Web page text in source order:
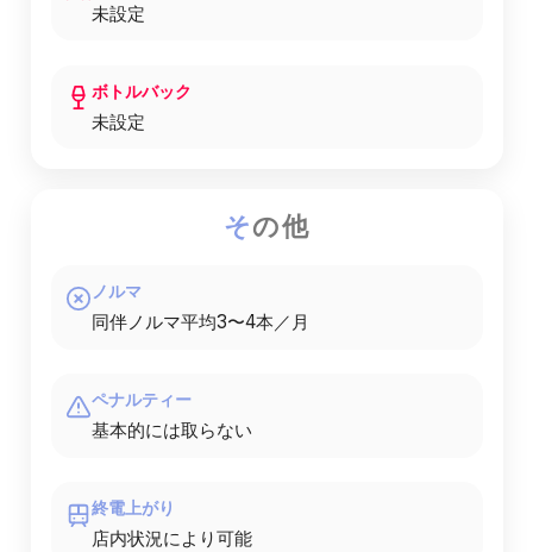
未設定
ボトルバック
未設定
その他
ノルマ
同伴ノルマ平均3〜4本／月
ペナルティー
基本的には取らない
終電上がり
店内状況により可能